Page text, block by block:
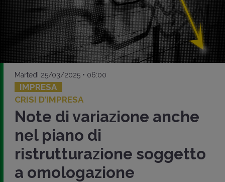
Martedì 25/03/2025 • 06:00
IMPRESA
CRISI D’IMPRESA
Note di variazione anche
nel piano di
ristrutturazione soggetto
a omologazione